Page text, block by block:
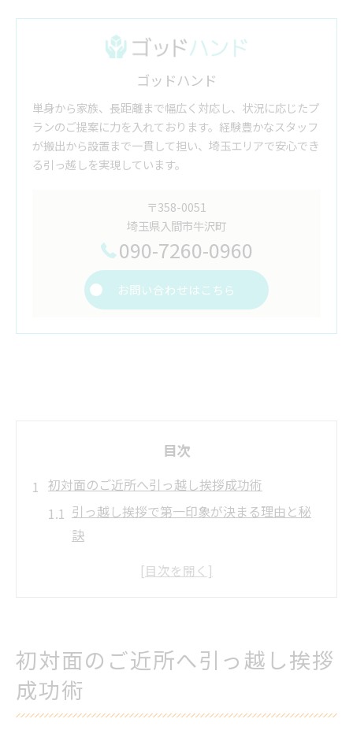
ゴッドハンド
単身から家族、長距離まで幅広く対応し、状況に応じたプ
ランのご提案に力を入れております。経験豊かなスタッフ
が搬出から設置まで一貫して担い、埼玉エリアで安心でき
る引っ越しを実現しています。
〒358-0051
埼玉県入間市牛沢町
090-7260-0960
お問い合わせはこちら
目次
初対面のご近所へ引っ越し挨拶成功術
引っ越し挨拶で第一印象が決まる理由と秘
訣
ご近所への最適な引っ越し挨拶タイミング
初めての引っ越し挨拶で好印象を残すポイ
ント集
引っ越しでご近所付き合いが始まるきっか
初対面のご近所へ引っ越し挨拶
成功術